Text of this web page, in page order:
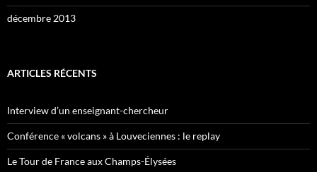
décembre 2013
ARTICLES RÉCENTS
Interview d’un enseignant-chercheur
Conférence « volcans » à Louveciennes : le replay
Le Tour de France aux Champs-Élysées